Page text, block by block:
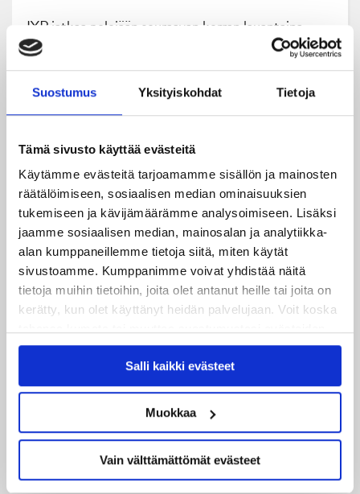
Suostumus Yksityiskohdat Tietoja
Tämä sivusto käyttää evästeitä
Käytämme evästeitä tarjoamamme sisällön ja mainosten
räätälöimiseen, sosiaalisen median ominaisuuksien
tukemiseen ja kävijämäärämme analysoimiseen. Lisäksi
jaamme sosiaalisen median, mainosalan ja analytiikka-
alan kumppaneillemme tietoja siitä, miten käytät
sivustoamme. Kumppanimme voivat yhdistää näitä
tietoja muihin tietoihin, joita olet antanut heille tai joita on
kerätty, kun olet käyttänyt heidän palvelujaan. Voit koska
käytöstäEvästeet-sivultamme.
Salli kaikki evästeet
Muokkaa
Vain välttämättömät evästeet
JYP jatkaa pelejään seuraavan kerran lauantaina,
jolloin LähiTapiola Areenalle saapuu vieraaksi Turun
Palloseura.
Teksti: Antti Hokkanen
Osta lippusi peliin tästä!
Uusimmat
06.08.2026
JYPin kausi käyntiin Tampere Cupista!